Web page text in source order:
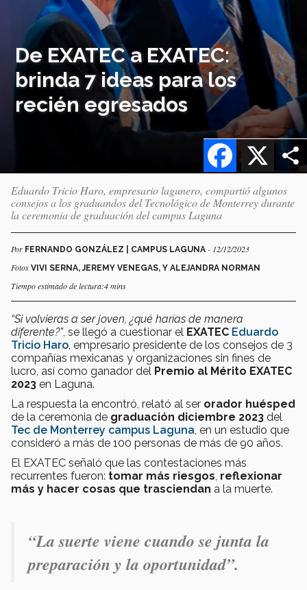
De EXATEC a EXATEC:
brinda 7 ideas para los
recién egresados
X
Facebook
Eduardo Tricio Haro, empresario lagunero, compartió algunos
consejos a los graduandos del Tecnológico de Monterrey durante
la ceremonia de graduación del campus Laguna
Por FERNANDO GONZÁLEZ | CAMPUS LAGUNA - 12/12/2023
Fotos VIVI SERNA, JEREMY VENEGAS, Y ALEJANDRA NORMAN
Tiempo estimado de lectura:4 mins
“Si volvieras a ser joven, ¿qué harías de manera
diferente?”, se llegó a cuestionar el EXATEC Eduardo
Tricio Haro , empresario presidente de los consejos de 3
compañías mexicanas y organizaciones sin fines de
lucro, así como ganador del Premio al Mérito EXATEC
2023 en Laguna.
La respuesta la encontró, relató al ser orador huésped
de la ceremonia de graduación diciembre 2023 del
Tec de Monterrey campus Laguna , en un estudio que
consideró a más de 100 personas de más de 90 años.
El EXATEC señaló que las contestaciones más
recurrentes fueron: tomar más riesgos reflexionar
más y hacer cosas que trasciendan a la muerte.
“La suerte viene cuando se junta la
preparación y la oportunidad”.